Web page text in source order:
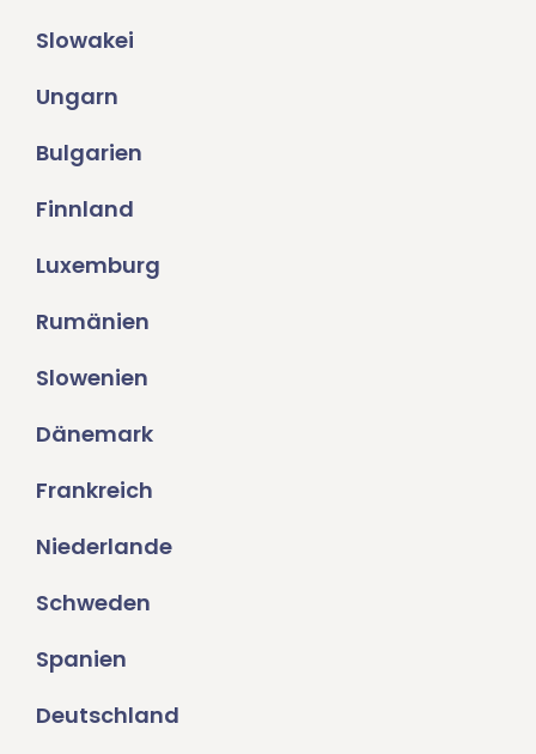
Slowakei
Ungarn
Bulgarien
Finnland
Luxemburg
Rumänien
Slowenien
Dänemark
Frankreich
Niederlande
Schweden
Spanien
Deutschland